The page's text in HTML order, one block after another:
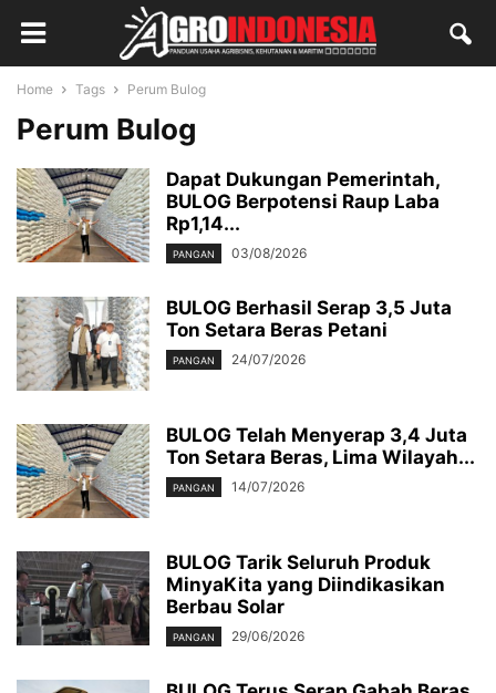
Home Tags Perum Bulog
Perum Bulog
Dapat Dukungan Pemerintah,
BULOG Berpotensi Raup Laba
Rp1,14...
PANGAN 03/08/2026
BULOG Berhasil Serap 3,5 Juta
Ton Setara Beras Petani
PANGAN 24/07/2026
BULOG Telah Menyerap 3,4 Juta
Ton Setara Beras, Lima Wilayah...
PANGAN 14/07/2026
BULOG Tarik Seluruh Produk
MinyaKita yang Diindikasikan
Berbau Solar
PANGAN 29/06/2026